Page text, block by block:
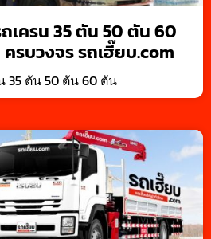
เครน 35 ตัน 50 ตัน 60
ครบวงจร รถเฮี๊ยบ.com
35 ตัน 50 ตัน 60 ตัน